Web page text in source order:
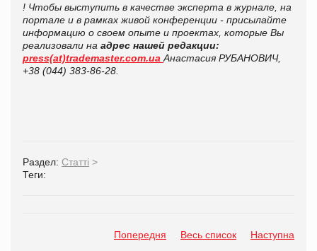
! Чтобы выступить в качестве эксперта в журнале, на
портале и в рамках живой конференции - присылайте
информацию о своем опыте и проектах, которые Вы
реализовали на адрес нашей редакции:
press(at)trademaster.com.ua Анастасия РУБАНОВИЧ,
+38 (044) 383-86-28.
Раздел: Статті >
Теги:
Попередня Весь список Наступна